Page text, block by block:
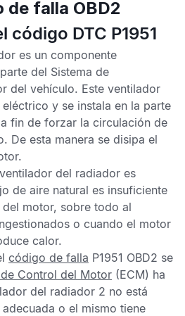
de falla OBD2
código DTC P1951
es un componente
del Sistema de
del vehículo. Este ventilador
y se instala en la parte
fin de forzar la circulación de
De esta manera se disipa el
del radiador es
de aire natural es insuficiente
motor, sobre todo al
o cuando el motor
calor.
código de falla P1951 OBD2 se
Control del Motor (ECM) ha
del radiador 2 no está
o el mismo tiene